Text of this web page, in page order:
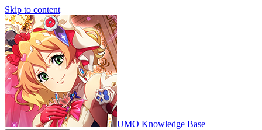
Skip to content
UMO Knowledge Base